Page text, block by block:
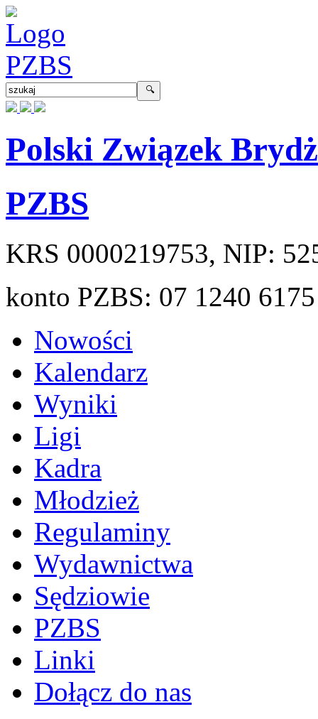
Polski Związek
PZBS
KRS 0000219753, NIP:
konto PZBS: 07 1240
Nowości
Kalendarz
Wyniki
Ligi
Kadra
Młodzież
Regulaminy
Wydawnictwa
Sędziowie
PZBS
Linki
Dołącz do nas